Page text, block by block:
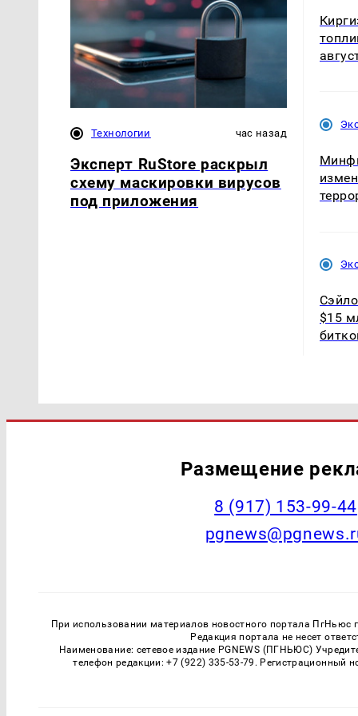
Технологии час назад
Эксперт RuStore раскрыл
схему маскировки вирусов
под приложения
$15
Размещение
‭8 (917) 153-99-44
При использовании материалов новостного портала ПгНьюс
Редакция портала не несет
Наименование: сетевое издание PGNEWS (ПГНЬЮС)
телефон редакции: +7 (922) 335-53-79.